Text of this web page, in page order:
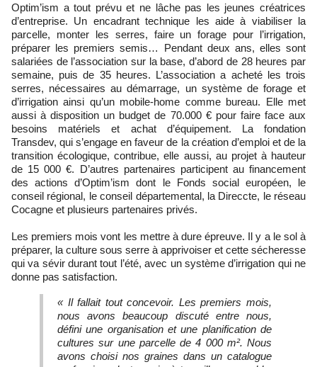
Optim’ism a tout prévu et ne lâche pas les jeunes créatrices
d’entreprise. Un encadrant technique les aide à viabiliser la
parcelle, monter les serres, faire un forage pour l’irrigation,
préparer les premiers semis… Pendant deux ans, elles sont
salariées de l’association sur la base, d’abord de 28 heures par
semaine, puis de 35 heures. L’association a acheté les trois
serres, nécessaires au démarrage, un système de forage et
d’irrigation ainsi qu’un mobile-home comme bureau. Elle met
aussi à disposition un budget de 70.000 € pour faire face aux
besoins matériels et achat d’équipement. La fondation
Transdev, qui s’engage en faveur de la création d’emploi et de la
transition écologique, contribue, elle aussi, au projet à hauteur
de 15 000 €. D’autres partenaires participent au financement
des actions d’Optim’ism dont le Fonds social européen, le
conseil régional, le conseil départemental, la Direccte, le réseau
Cocagne et plusieurs partenaires privés.
Les premiers mois vont les mettre à dure épreuve. Il y a le sol à
préparer, la culture sous serre à apprivoiser et cette sécheresse
qui va sévir durant tout l’été, avec un système d’irrigation qui ne
donne pas satisfaction.
« Il fallait tout concevoir. Les premiers mois,
nous avons beaucoup discuté entre nous,
défini une organisation et une planification de
cultures sur une parcelle de 4 000 m². Nous
avons choisi nos graines dans un catalogue